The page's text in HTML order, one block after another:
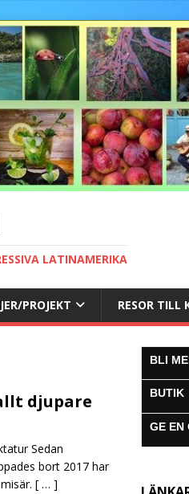
LATINAMERIKA
PROJEKT RESOR TILL
djupare
Sedan
bort 2017 har
[ … ]
BLI
BUTIK
GE EN